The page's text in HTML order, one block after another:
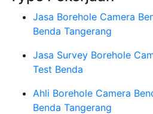
Jasa Borehole Camera
Benda Tangerang
Jasa Survey Borehole
Test Benda
Ahli Borehole Camera
Benda Tangerang